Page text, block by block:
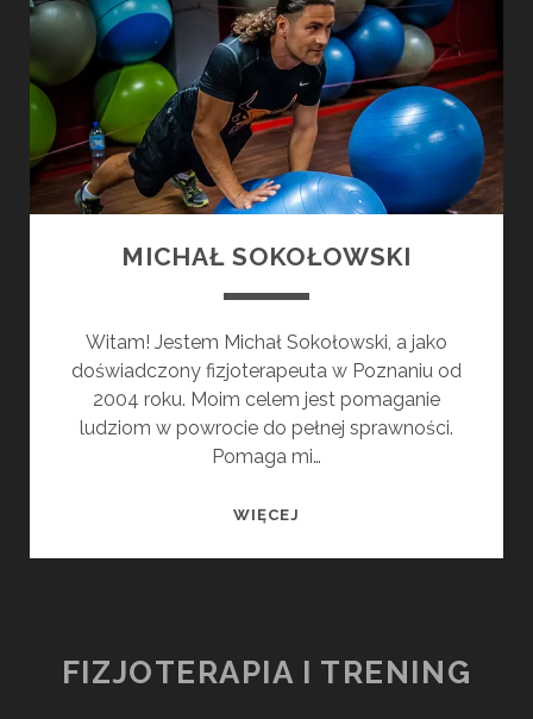
MICHAŁ SOKOŁOWSKI
Witam! Jestem Michał Sokołowski, a jako
doświadczony fizjoterapeuta w Poznaniu od
2004 roku. Moim celem jest pomaganie
ludziom w powrocie do pełnej sprawności.
Pomaga mi…
WIĘCEJ
FIZJOTERAPIA I TRENING